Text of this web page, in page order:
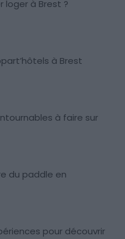
loger à Brest ?
à Brest
à faire sur
du paddle en
pour découvrir